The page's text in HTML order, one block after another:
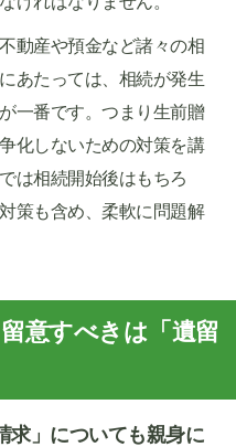
動産や預金など諸々の相
あたっては、相続が発生
一番です。つまり生前贈
化しないための対策を講
は相続開始後はもちろ
策も含め、柔軟に問題解
意すべきは「遺留
求」についても親身に